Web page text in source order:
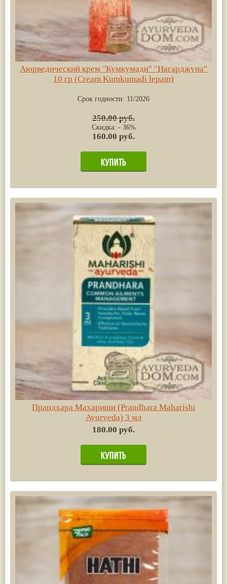
Аюрведический крем "Кумкумади" "Нагарджуна"
10 гр (Cream Kumkumadi lepam)
Срок годности: 11/2026
250.00 руб.
Скидка: - 36%
160.00 руб.
Прандхара Махариши (Prandhara Maharishi
Ayurvedа) 3 мл
180.00 руб.